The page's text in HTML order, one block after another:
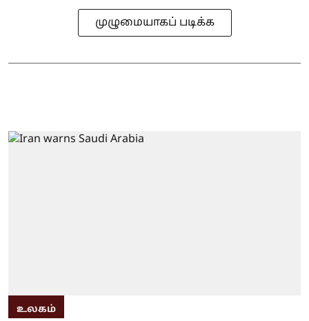
முழுமையாகப் படிக்க
உலகம்